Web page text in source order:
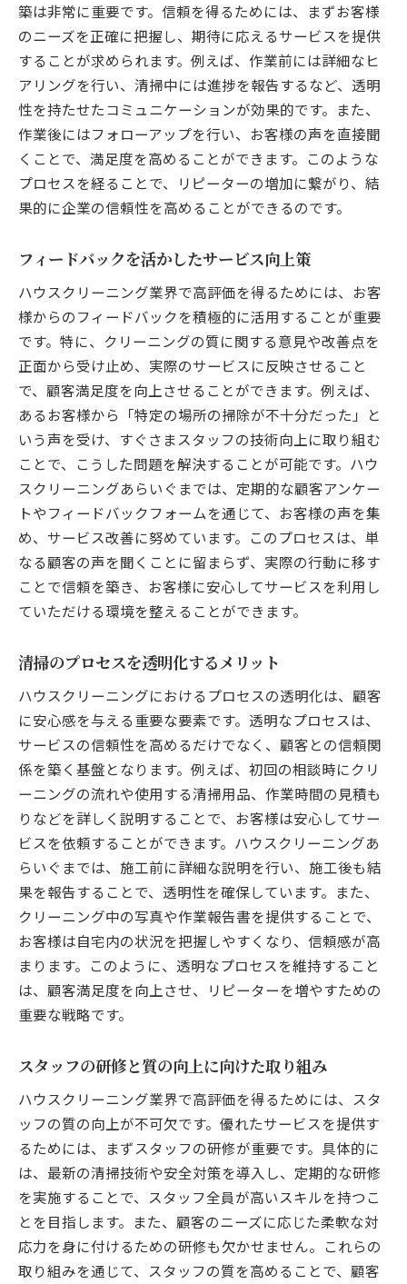
トライアルサービスの利用方法
地域密着型業者の魅力と選び方
長期的なパートナーシップの構築方法
ハウスクリーニングで質を追求する方法
最新技術と機器を用いたクリーニング
個別ニーズに対応したカスタマイズサービ
ス
高評価を得るためのプロのテクニック
性
環境に配慮したクリーニング方法の導入
長持ちする清掃結果を生む秘訣
地域密着型ハウスクリーニングの魅力とその利
点
地域に根ざした信頼のサービス提供
迅速な対応と柔軟なサポート体制
地域固有のニーズに応じたサービス展開
地域コミュニティとの連携による信頼構築
地元ならではのきめ細やかな対応
地域経済を支える一環としてのクリーニン
グ
ペットの毛と匂い対策に特化したクリーニング
法
持続可能な消臭技術の活用
ペット専用クリーニング製品の選び方
日常のお手入れで負担を減らす秘訣
プロのクリーニングで匂いを根本から除去
ペットとの快適な共生を実現するための清
掃法
プロのハウスクリーニングで快適な生活を実現
する方法
プロによる定期清掃の利点
クリーニングが生活の質に与える影響
プロの視点から見た清掃の重要性
生活スタイルに合わせた清掃プランの提案
ストレス軽減につながる清掃テクニック
ハウスクリーニングでお客様の期待を超えるサ
お客様の声を反映したサービス改善
個別ニーズに応えるための柔軟性
顧客第一主義のサービスの提供
期待を超えるためのサプライズ提案
プロの目線でのアドバイス提供
長期的なお客様満足度を高める方法
築は非常に重要です。信頼を得るためには、まずお客様
のニーズを正確に把握し、期待に応えるサービスを提供
することが求められます。例えば、作業前には詳細なヒ
アリングを行い、清掃中には進捗を報告するなど、透明
性を持たせたコミュニケーションが効果的です。また、
作業後にはフォローアップを行い、お客様の声を直接聞
くことで、満足度を高めることができます。このような
プロセスを経ることで、リピーターの増加に繋がり、結
果的に企業の信頼性を高めることができるのです。
フィードバックを活かしたサービス向上策
ハウスクリーニング業界で高評価を得るためには、お客
様からのフィードバックを積極的に活用することが重要
です。特に、クリーニングの質に関する意見や改善点を
正面から受け止め、実際のサービスに反映させること
で、顧客満足度を向上させることができます。例えば、
あるお客様から「特定の場所の掃除が不十分だった」と
いう声を受け、すぐさまスタッフの技術向上に取り組む
ことで、こうした問題を解決することが可能です。ハウ
スクリーニングあらいぐまでは、定期的な顧客アンケー
トやフィードバックフォームを通じて、お客様の声を集
め、サービス改善に努めています。このプロセスは、単
なる顧客の声を聞くことに留まらず、実際の行動に移す
ことで信頼を築き、お客様に安心してサービスを利用し
ていただける環境を整えることができます。
清掃のプロセスを透明化するメリット
ハウスクリーニングにおけるプロセスの透明化は、顧客
に安心感を与える重要な要素です。透明なプロセスは、
サービスの信頼性を高めるだけでなく、顧客との信頼関
係を築く基盤となります。例えば、初回の相談時にクリ
ーニングの流れや使用する清掃用品、作業時間の見積も
りなどを詳しく説明することで、お客様は安心してサー
ビスを依頼することができます。ハウスクリーニングあ
らいぐまでは、施工前に詳細な説明を行い、施工後も結
果を報告することで、透明性を確保しています。また、
クリーニング中の写真や作業報告書を提供することで、
お客様は自宅内の状況を把握しやすくなり、信頼感が高
まります。このように、透明なプロセスを維持すること
は、顧客満足度を向上させ、リピーターを増やすための
重要な戦略です。
スタッフの研修と質の向上に向けた取り組み
ハウスクリーニング業界で高評価を得るためには、スタ
ッフの質の向上が不可欠です。優れたサービスを提供す
るためには、まずスタッフの研修が重要です。具体的に
は、最新の清掃技術や安全対策を導入し、定期的な研修
を実施することで、スタッフ全員が高いスキルを持つこ
とを目指します。また、顧客のニーズに応じた柔軟な対
応力を身に付けるための研修も欠かせません。これらの
取り組みを通じて、スタッフの質を高めることで、顧客